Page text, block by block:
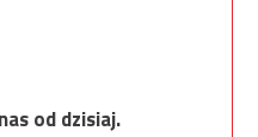
od dzisiaj.